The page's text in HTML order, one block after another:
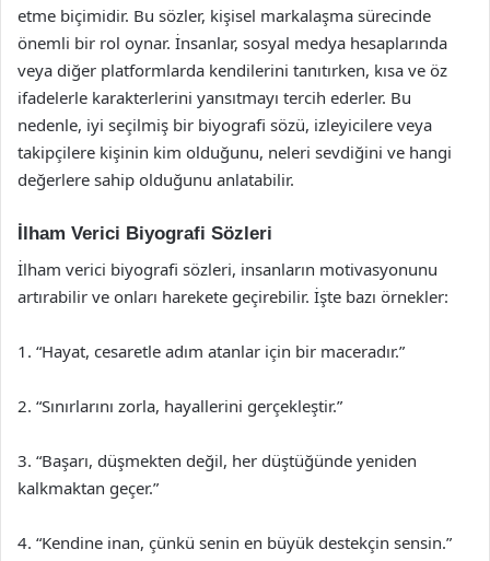
etme biçimidir. Bu sözler, kişisel markalaşma sürecinde
önemli bir rol oynar. İnsanlar, sosyal medya hesaplarında
veya diğer platformlarda kendilerini tanıtırken, kısa ve öz
ifadelerle karakterlerini yansıtmayı tercih ederler. Bu
nedenle, iyi seçilmiş bir biyografi sözü, izleyicilere veya
takipçilere kişinin kim olduğunu, neleri sevdiğini ve hangi
değerlere sahip olduğunu anlatabilir.
İlham Verici Biyografi Sözleri
İlham verici biyografi sözleri, insanların motivasyonunu
artırabilir ve onları harekete geçirebilir. İşte bazı örnekler:
1. “Hayat, cesaretle adım atanlar için bir maceradır.”
2. “Sınırlarını zorla, hayallerini gerçekleştir.”
3. “Başarı, düşmekten değil, her düştüğünde yeniden
kalkmaktan geçer.”
4. “Kendine inan, çünkü senin en büyük destekçin sensin.”